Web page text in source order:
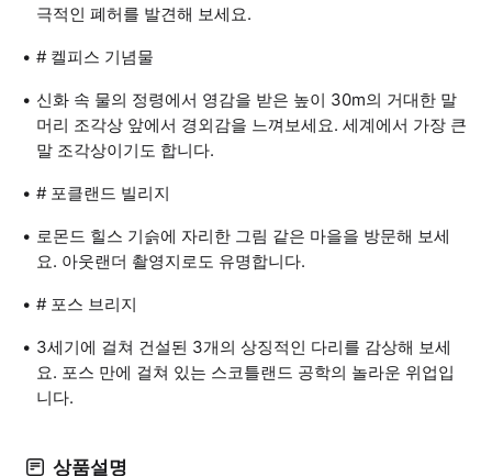
극적인 폐허를 발견해 보세요.
# 켈피스 기념물
신화 속 물의 정령에서 영감을 받은 높이 30m의 거대한 말
머리 조각상 앞에서 경외감을 느껴보세요. 세계에서 가장 큰
말 조각상이기도 합니다.
# 포클랜드 빌리지
로몬드 힐스 기슭에 자리한 그림 같은 마을을 방문해 보세
요. 아웃랜더 촬영지로도 유명합니다.
# 포스 브리지
3세기에 걸쳐 건설된 3개의 상징적인 다리를 감상해 보세
요. 포스 만에 걸쳐 있는 스코틀랜드 공학의 놀라운 위업입
니다.
상품설명